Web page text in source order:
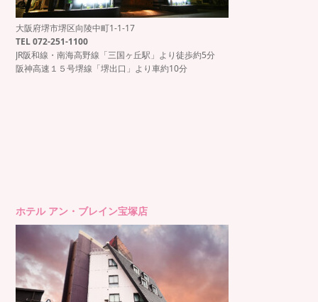
大阪府堺市堺区向陵中町1-1-17
TEL 072-251-1100
JR阪和線・南海高野線「三国ヶ丘駅」より徒歩約5分
阪神高速１５号堺線「堺出口」より車約10分
ホテル アン・ブレイン宝塚店